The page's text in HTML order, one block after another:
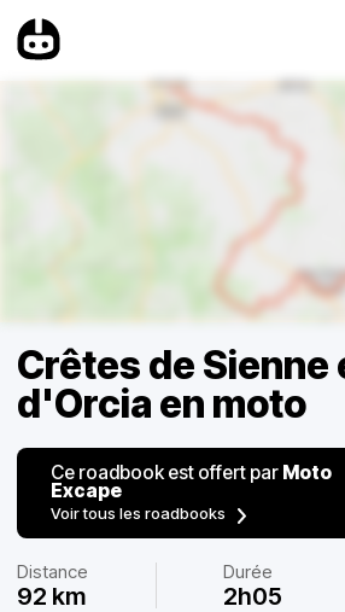
Crêtes de Sienne
d'Orcia en moto
Ce roadbook est offert par Moto
Excape
Voir tous les roadbooks
Distance
92 km
Durée
2h05